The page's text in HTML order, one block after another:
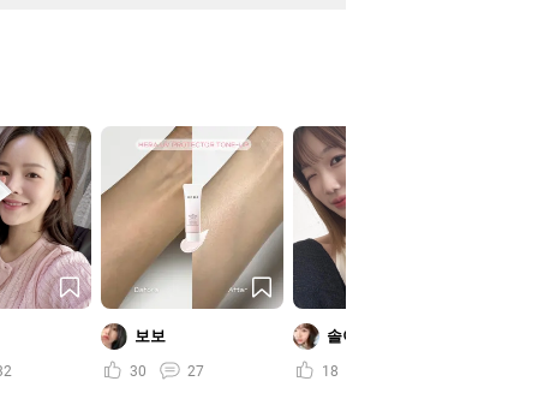
보보
30 27
솔이
18